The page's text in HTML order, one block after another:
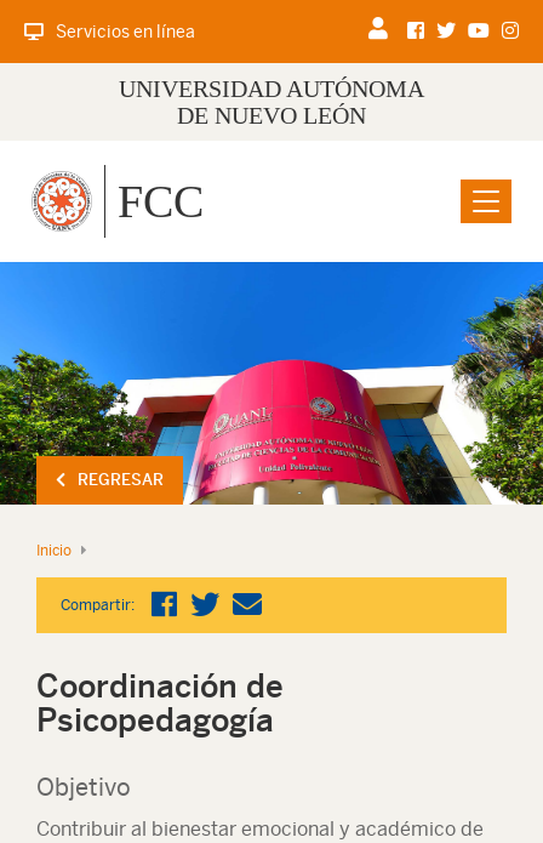
Servicios en línea
UNIVERSIDAD AUTÓNOMA
DE NUEVO LEÓN
Menu
FCC
REGRESAR
Inicio
Compartir:
Coordinación de
Psicopedagogía
Objetivo
Contribuir al bienestar emocional y académico de